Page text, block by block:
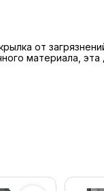
от
материала,